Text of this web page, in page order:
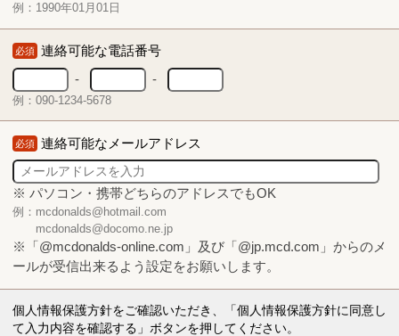
例：1990年01月01日
必須 連絡可能な電話番号
-
-
例：090-1234-5678
必須 連絡可能なメールアドレス
※ パソコン・携帯どちらのアドレスでもOK
例：mcdonalds@hotmail.com
mcdonalds@docomo.ne.jp
※「@mcdonalds-online.com」及び「@jp.mcd.com」からのメ
ールが受信出来るよう設定をお願いします。
個人情報保護方針をご確認いただき、「個人情報保護方針に同意し
て入力内容を確認する」ボタンを押してください。